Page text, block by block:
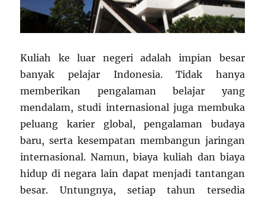
Kuliah ke luar negeri adalah impian besar
banyak pelajar Indonesia. Tidak hanya
memberikan pengalaman belajar yang
mendalam, studi internasional juga membuka
peluang karier global, pengalaman budaya
baru, serta kesempatan membangun jaringan
internasional. Namun, biaya kuliah dan biaya
hidup di negara lain dapat menjadi tantangan
besar. Untungnya, setiap tahun tersedia